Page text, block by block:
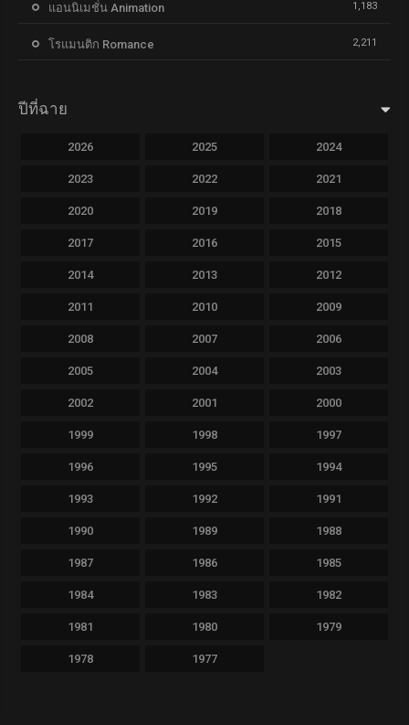
แอนนิเมชั่น Animation 1,183
โรแมนติก Romance 2,211
ปีที่ฉาย
2026 2025 2024
2023 2022 2021
2020 2019 2018
2017 2016 2015
2014 2013 2012
2011 2010 2009
2008 2007 2006
2005 2004 2003
2002 2001 2000
1999 1998 1997
1996 1995 1994
1993 1992 1991
1990 1989 1988
1987 1986 1985
1984 1983 1982
1981 1980 1979
1978 1977